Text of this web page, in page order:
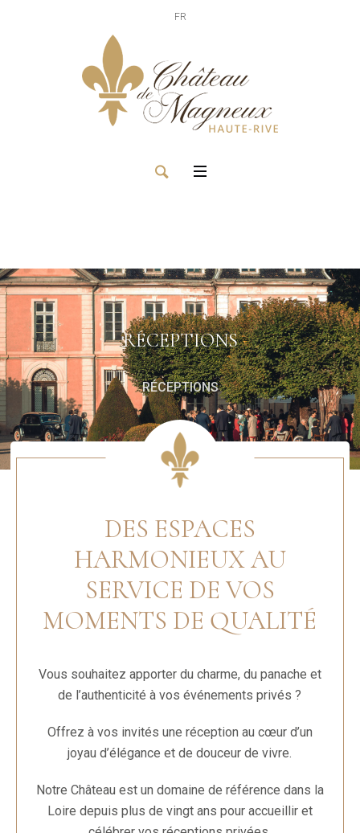
FR
RÉCEPTIONS
RÉCEPTIONS
DES ESPACES
HARMONIEUX AU
SERVICE DE VOS
MOMENTS DE QUALITÉ
Vous souhaitez apporter du charme, du panache et
de l’authenticité à vos événements privés ?
Offrez à vos invités une réception au cœur d’un
joyau d’élégance et de douceur de vivre.
Notre Château est un domaine de référence dans la
Loire depuis plus de vingt ans pour accueillir et